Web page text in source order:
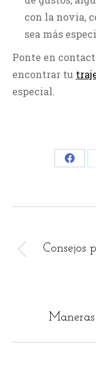
con la novia,
sea más
Ponte en
encontrar tu
especial.
Consejos